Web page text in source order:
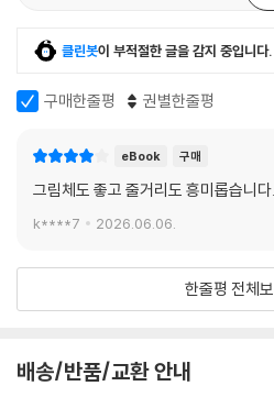
클린봇이 부적절한 글을 감지 중입니다.
구매한줄평 권별한줄평
eBook 구매
그림체도 좋고 줄거리도 흥미롭습니
k****7 2026.06.06.
한줄평 전체
배송/반품/교환 안내